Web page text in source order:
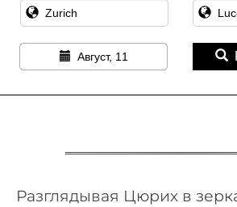
Август, 11
Разглядывая Цюрих в